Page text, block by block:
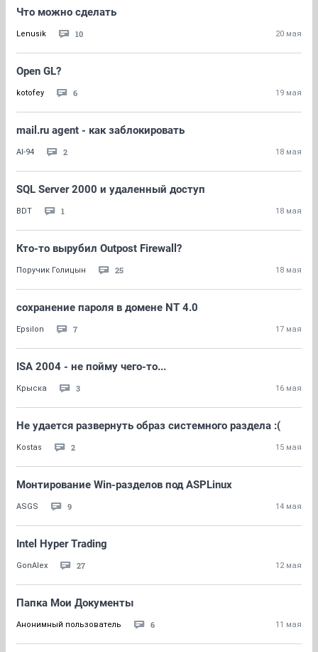
Что можно сделать
Lenusik 10 20 мая
Open GL?
kotofey 6 19 мая
mail.ru agent - как заблокировать
AI-94 2 18 мая
SQL Server 2000 и удаленный доступ
BDT 1 18 мая
Кто-то вырубил Outpost Firewall?
Поручик Голицын 25 18 мая
сохранение пароля в домене NT 4.0
Epsilon 7 17 мая
ISA 2004 - не пойму чего-то...
Крыска 3 16 мая
Не удается развернуть образ системного раздела :(
Kostas 2 15 мая
Монтирование Win-разделов под ASPLinux
ASGS 9 14 мая
Intel Hyper Trading
GonAlex 27 12 мая
Папка Мои Документы
Анонимный пользователь 6 11 мая